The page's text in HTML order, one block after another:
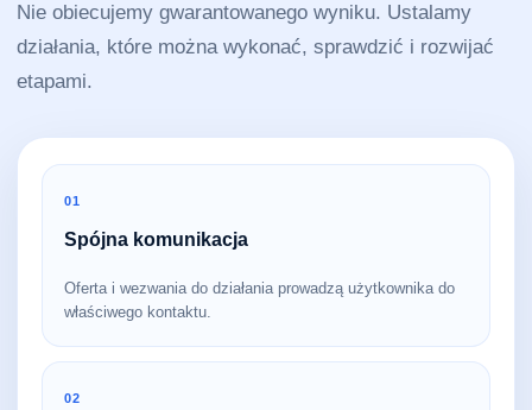
Nie obiecujemy gwarantowanego wyniku. Ustalamy
działania, które można wykonać, sprawdzić i rozwijać
etapami.
01
Spójna komunikacja
Oferta i wezwania do działania prowadzą użytkownika do
właściwego kontaktu.
02